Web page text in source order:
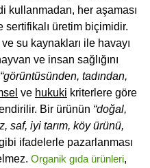
kullanmadan, her aşaması
sertifikalı üretim biçimidir.
su kaynakları ile havayı
ve insan sağlığını
“görüntüsünden, tadından,
ve hukuki kriterlere göre
Bir ürünün “doğal,
saf, iyi tarım, köy ürünü,
ifadelerle pazarlanması
Organik gıda ürünleri,